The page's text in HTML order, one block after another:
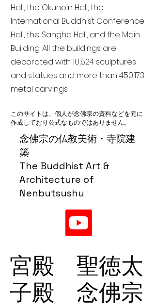
念佛宗の仏教美術・寺院建
築
The Buddhist Art &
Architecture of
Nenbutsushu
Hall, the Okunoin Hall, the
International Buddhist Conference
Hall, the Sangha Hall, and the Main
Building. All the buildings are
decorated with 10,524 sculptures
and statues and more than 450,173
metal carvings.
このサイトは、個人が念佛宗の資料などを元に
作成しており公式なものではありません。
宮殿 聖徳太
子殿 念佛宗